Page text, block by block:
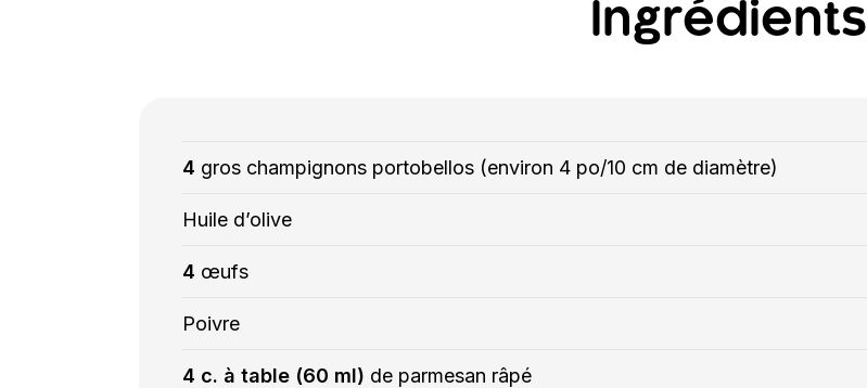
Ingrédients
4 gros champignons portobellos (environ 4 po/10 cm de diamètre)
Huile d’olive
4 œufs
Poivre
4 c. à table (60 ml) de parmesan râpé